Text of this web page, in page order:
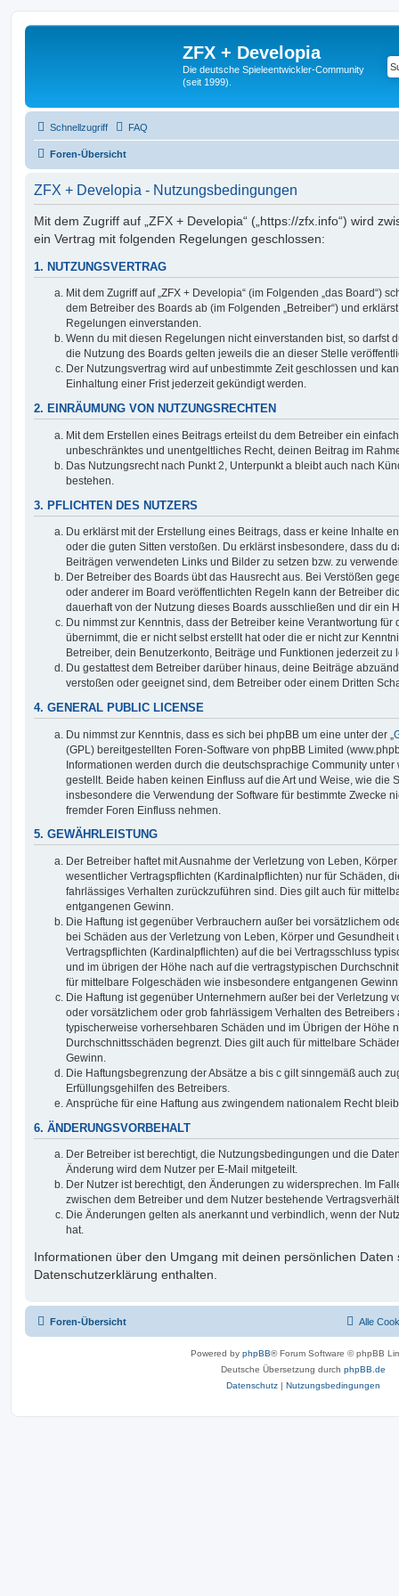
ZFX + Developia
Die deutsche Spieleentwickler-Community
(seit 1999).
Schnellzugriff FAQ
Foren-Übersicht
ZFX + Developia - Nutzungsbedingungen
Mit dem Zugriff auf „ZFX + Developia“ („https://zfx.info“) wird
ein Vertrag mit folgenden Regelungen geschlossen:
1. NUTZUNGSVERTRAG
Mit dem Zugriff auf „ZFX + Developia“ (im Folgenden „das Board“)
dem Betreiber des Boards ab (im Folgenden „Betreiber“) und
Regelungen einverstanden.
Wenn du mit diesen Regelungen nicht einverstanden bist, so darfst
die Nutzung des Boards gelten jeweils die an dieser Stelle
Der Nutzungsvertrag wird auf unbestimmte Zeit geschlossen und
Einhaltung einer Frist jederzeit gekündigt werden.
2. EINRÄUMUNG VON NUTZUNGSRECHTEN
Mit dem Erstellen eines Beitrags erteilst du dem Betreiber ein
unbeschränktes und unentgeltliches Recht, deinen Beitrag im
Das Nutzungsrecht nach Punkt 2, Unterpunkt a bleibt auch nach
bestehen.
3. PFLICHTEN DES NUTZERS
Du erklärst mit der Erstellung eines Beitrags, dass er keine Inhalte
oder die guten Sitten verstoßen. Du erklärst insbesondere, dass du
Beiträgen verwendeten Links und Bilder zu setzen bzw. zu
Der Betreiber des Boards übt das Hausrecht aus. Bei Verstößen
oder anderer im Board veröffentlichten Regeln kann der Betreiber
dauerhaft von der Nutzung dieses Boards ausschließen und dir ein
Du nimmst zur Kenntnis, dass der Betreiber keine Verantwortung für
übernimmt, die er nicht selbst erstellt hat oder die er nicht zur
Betreiber, dein Benutzerkonto, Beiträge und Funktionen jederzeit zu
Du gestattest dem Betreiber darüber hinaus, deine Beiträge
verstoßen oder geeignet sind, dem Betreiber oder einem Dritten
4. GENERAL PUBLIC LICENSE
Du nimmst zur Kenntnis, dass es sich bei phpBB um eine unter der „
(GPL) bereitgestellten Foren-Software von phpBB Limited
Informationen werden durch die deutschsprachige Community unter
gestellt. Beide haben keinen Einfluss auf die Art und Weise, wie die
insbesondere die Verwendung der Software für bestimmte Zwecke
fremder Foren Einfluss nehmen.
5. GEWÄHRLEISTUNG
Der Betreiber haftet mit Ausnahme der Verletzung von Leben,
wesentlicher Vertragspflichten (Kardinalpflichten) nur für Schäden,
fahrlässiges Verhalten zurückzuführen sind. Dies gilt auch für
entgangenen Gewinn.
Die Haftung ist gegenüber Verbrauchern außer bei vorsätzlichem
bei Schäden aus der Verletzung von Leben, Körper und
Vertragspflichten (Kardinalpflichten) auf die bei Vertragsschluss
und im übrigen der Höhe nach auf die vertragstypischen
für mittelbare Folgeschäden wie insbesondere entgangenen
Die Haftung ist gegenüber Unternehmern außer bei der Verletzung
oder vorsätzlichem oder grob fahrlässigem Verhalten des Betreibers
typischerweise vorhersehbaren Schäden und im Übrigen der Höhe
Durchschnittsschäden begrenzt. Dies gilt auch für mittelbare
Gewinn.
Die Haftungsbegrenzung der Absätze a bis c gilt sinngemäß auch
Erfüllungsgehilfen des Betreibers.
Ansprüche für eine Haftung aus zwingendem nationalem Recht
6. ÄNDERUNGSVORBEHALT
Der Betreiber ist berechtigt, die Nutzungsbedingungen und die
Änderung wird dem Nutzer per E-Mail mitgeteilt.
Der Nutzer ist berechtigt, den Änderungen zu widersprechen. Im
zwischen dem Betreiber und dem Nutzer bestehende
Die Änderungen gelten als anerkannt und verbindlich, wenn der
hat.
Informationen über den Umgang mit deinen persönlichen Daten
Datenschutzerklärung enthalten.
Foren-Übersicht Alle
Powered by phpBB® Forum Software © phpBB
Deutsche Übersetzung durch phpBB.de
Datenschutz | Nutzungsbedingungen